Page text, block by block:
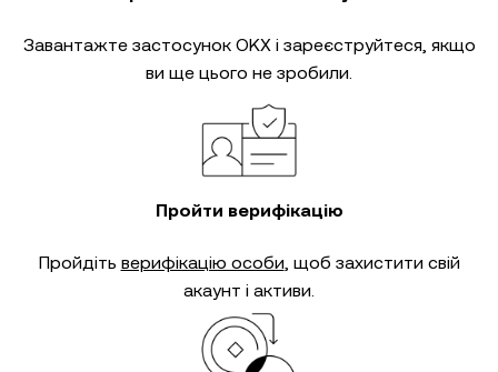
Завантажте застосунок OKX і зареєструйтеся, якщо
ви ще цього не зробили.
Пройти верифікацію
Пройдіть верифікацію особи, щоб захистити свій
акаунт і активи.